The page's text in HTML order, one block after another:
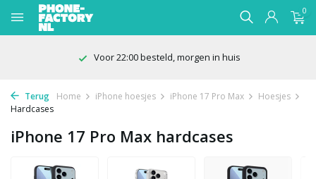
0
Voor 22:00 besteld, morgen in huis
Terug Home iPhone hoesjes iPhone 17 Pro Max
Hoesjes
Hardcases
iPhone 17 Pro Max hardcases